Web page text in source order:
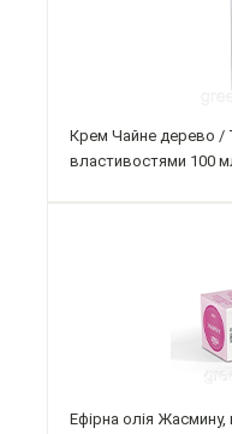
Крем Чайне дерево /
властивостями 100
Ефірна олія